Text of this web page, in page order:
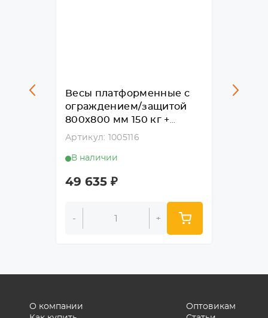
Весы платформенные с
ограждением/защитой
800x800 мм 150 кг +
поверка
Артикул: 1005116
В наличии
49 635 ₽
- +
Весы
О компании
Оптовикам